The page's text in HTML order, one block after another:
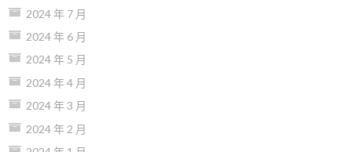
2024 年 7 月
2024 年 6 月
2024 年 5 月
2024 年 4 月
2024 年 3 月
2024 年 2 月